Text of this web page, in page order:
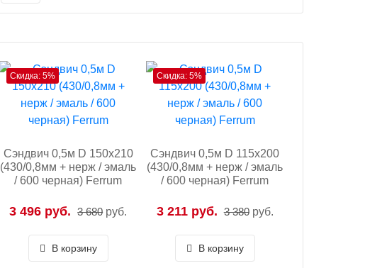
Скидка: 5%
Сэндвич 0,5м D 150х210
(430/0,8мм + нерж / эмаль
/ 600 черная) Ferrum
3 496 руб. 3 680 руб.
В корзину
Скидка: 5%
Сэндвич 0,5м D 115х200
(430/0,8мм + нерж / эмаль
/ 600 черная) Ferrum
3 211 руб. 3 380 руб.
В корзину